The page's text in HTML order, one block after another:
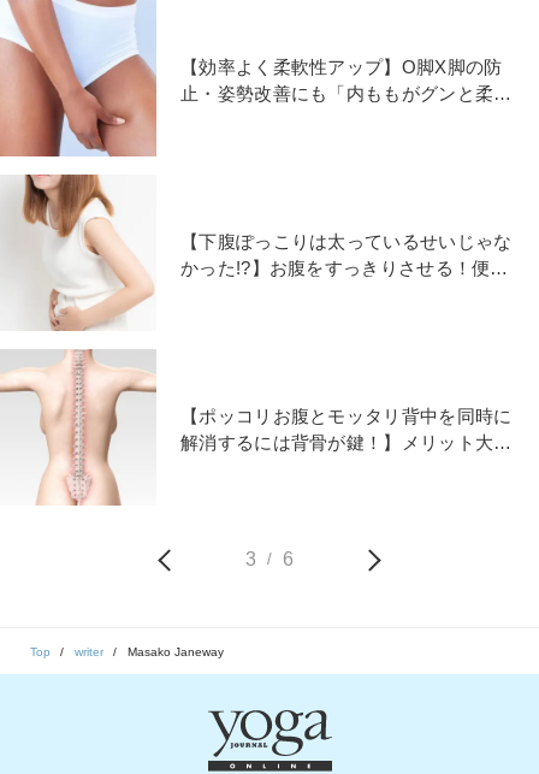
【効率よく柔軟性アップ】O脚X脚の防
止・姿勢改善にも「内ももがグンと柔ら
【下腹ぽっこりは太っているせいじゃな
かった!?】お腹をすっきりさせる！便秘
【ポッコリお腹とモッタリ背中を同時に
解消するには背骨が鍵！】メリット大の
3 / 6
Top writer Masako Janeway